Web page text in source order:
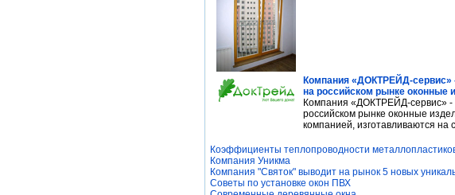
Компания «ДОКТРЕЙД-сервис»
на российском рынке оконные
Компания «ДОКТРЕЙД-сервис»
российском рынке оконные
компанией, изготавливаются на
Коэффициенты теплопроводности
Компания Уникма
Компания "Святок" выводит на рынок 5 новых
Советы по установке окон ПВХ